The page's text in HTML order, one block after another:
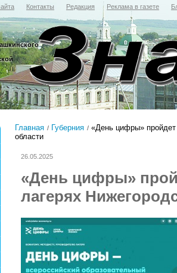
Контакты Редакция Реклама в газете
Главная Губерния
«День цифры» пройдет
области
26.05.2025
«День цифры»
лагерях